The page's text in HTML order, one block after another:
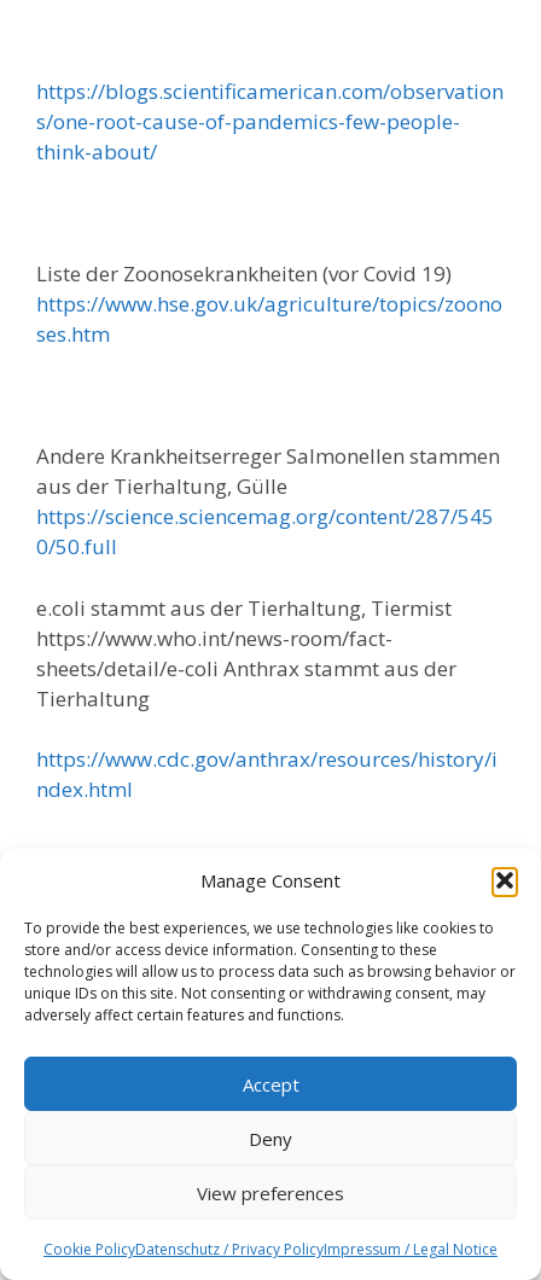
Manage Consent
To provide the best experiences, we use technologies like cookies to
store and/or access device information. Consenting to these
technologies will allow us to process data such as browsing behavior or
unique IDs on this site. Not consenting or withdrawing consent, may
adversely affect certain features and functions.
Accept
Deny
View preferences
Cookie PolicyDatenschutz / Privacy PolicyImpressum / Legal Notice
https://blogs.scientificamerican.com/observation
s/one-root-cause-of-pandemics-few-people-
think-about/
Liste der Zoonosekrankheiten (vor Covid 19)
https://www.hse.gov.uk/agriculture/topics/zoono
ses.htm
Andere Krankheitserreger Salmonellen stammen
aus der Tierhaltung, Gülle
https://science.sciencemag.org/content/287/545
0/50.full
e.coli stammt aus der Tierhaltung, Tiermist
https://www.who.int/news-room/fact-
sheets/detail/e-coli Anthrax stammt aus der
Tierhaltung
https://www.cdc.gov/anthrax/resources/history/i
ndex.html
1.https://www.fao.org/3/a-bp285e.pdf
https://foodandwaterwatch.org/sites/default/file
s/Antibiotic%20Resistance%20101%20Report%2
https://www.grain.org/en/article/6240-the-
rise-of-the-superbugs-and-why-industrial-
farming-is-to-blame